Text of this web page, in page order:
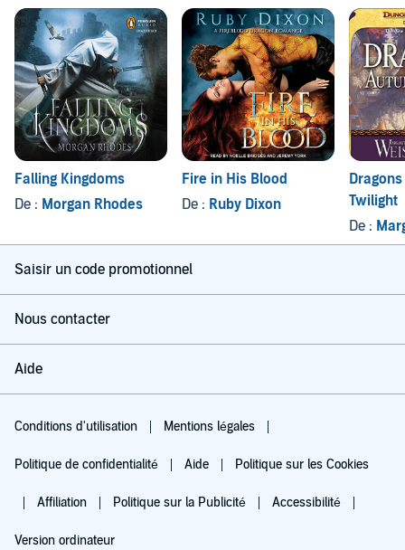
Falling Kingdoms
De : Morgan Rhodes
Fire in His Blood
De : Ruby Dixon
Twilight
De :
Saisir un code promotionnel
Nous contacter
Aide
Conditions d'utilisation Mentions légales
Politique de confidentialité Aide Politique sur les Cookies
Affiliation Politique sur la Publicité Accessibilité
Version ordinateur